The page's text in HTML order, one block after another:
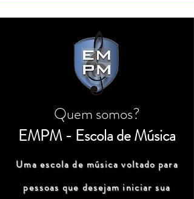
Quem somos?
EMPM - Escola de Música
Uma escola de música voltado para
pessoas que desejam iniciar sua